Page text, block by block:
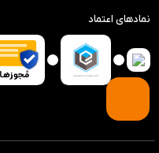
نمادهای اعتماد